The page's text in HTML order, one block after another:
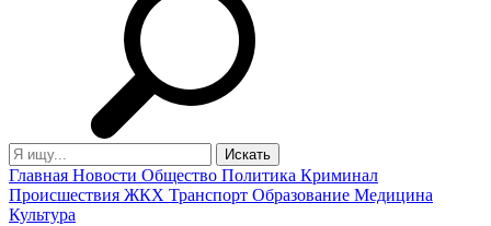
Главная Новости Общество Политика Криминал
Происшествия ЖКХ Транспорт Образование Медицина
Культура